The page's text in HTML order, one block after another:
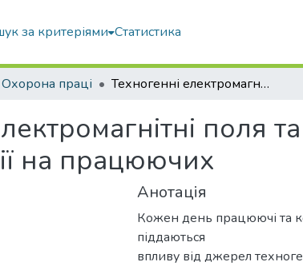
за критеріями Статистика
Охорона праці Техногенні електромагнітні поля та випромінювання як фактор негативної дії на працюючих
поля
на працюючих
Анотація
Кожен день працюючі та
піддаються
впливу від джерел